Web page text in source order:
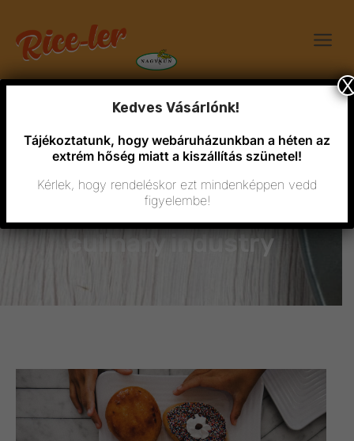
A year of change in the
culinary industry
Kedves Vásárlónk!
Tájékoztatunk, hogy webáruházunkban a héten az
extrém hőség miatt a kiszállítás szünetel!
Kérlek, hogy rendeléskor ezt mindenképpen vedd
figyelembe!
X